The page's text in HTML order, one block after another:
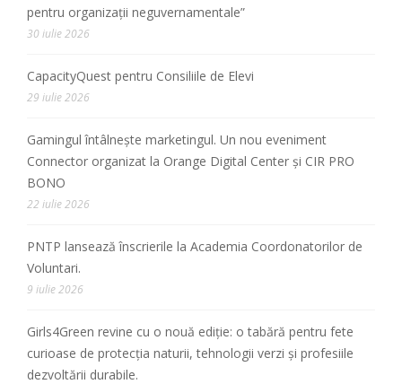
pentru organizații neguvernamentale”
30 iulie 2026
CapacityQuest pentru Consiliile de Elevi
29 iulie 2026
Gamingul întâlnește marketingul. Un nou eveniment
Connector organizat la Orange Digital Center și CIR PRO
BONO
22 iulie 2026
PNTP lansează înscrierile la Academia Coordonatorilor de
Voluntari.
9 iulie 2026
Girls4Green revine cu o nouă ediție: o tabără pentru fete
curioase de protecția naturii, tehnologii verzi și profesiile
dezvoltării durabile.